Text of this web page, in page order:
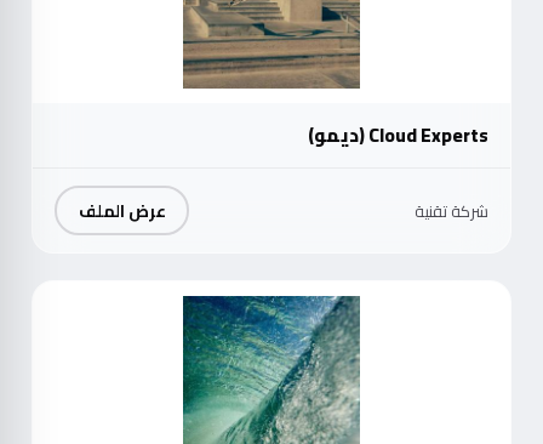
Cloud Experts (ديمو)
شركة تقنية عرض الملف